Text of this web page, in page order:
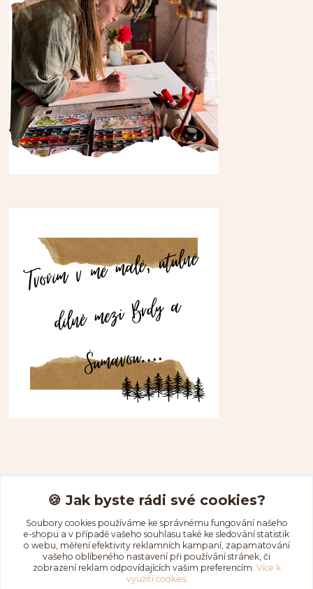
aduseartshop@gmail.com
🍪 Jak byste rádi své cookies?
Soubory cookies používáme ke správnému fungování našeho
e-shopu a v případě vašeho souhlasu také ke sledování statistik
o webu, měření efektivity reklamních kampaní, zapamatování
vašeho oblíbeného nastavení při používání stránek, či
zobrazení reklam odpovídajících vašim preferencím. Více k
využití cookies